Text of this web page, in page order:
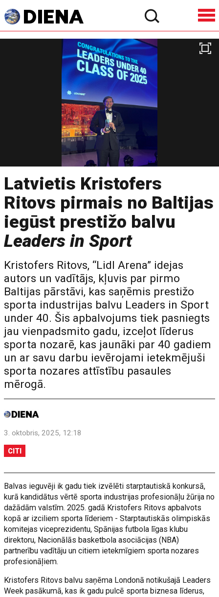
Latvietis Kristofers
Ritovs pirmais no Baltijas
iegūst prestižo balvu
Leaders in Sport
Kristofers Ritovs, “Lidl Arena” idejas
autors un vadītājs, kļuvis par pirmo
Baltijas pārstāvi, kas saņēmis prestižo
sporta industrijas balvu Leaders in Sport
under 40. Šis apbalvojums tiek pasniegts
jau vienpadsmito gadu, izceļot līderus
sporta nozarē, kas jaunāki par 40 gadiem
un ar savu darbu ievērojami ietekmējuši
sporta nozares attīstību pasaules
mērogā.
3. oktobris, 2025, 12:18
CITI
Balvas ieguvēji ik gadu tiek izvēlēti starptautiskā konkursā,
kurā kandidātus vērtē sporta industrijas profesionāļu žūrija no
dažādām valstīm. 2025. gadā Kristofers Ritovs apbalvots
kopā ar izciliem sporta līderiem - Starptautiskās olimpiskās
komitejas viceprezidentu, Spānijas futbola līgas klubu
direktoru, Nacionālās basketbola asociācijas (NBA)
partnerību vadītāju un citiem ietekmīgiem sporta nozares
profesionāļiem.
Kristofers Ritovs balvu saņēma Londonā notikušajā Leaders
Week pasākumā, kas ik gadu pulcē sporta biznesa līderus,